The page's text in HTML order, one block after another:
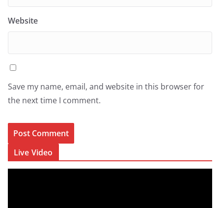
Website
Save my name, email, and website in this browser for
the next time I comment.
Live Video